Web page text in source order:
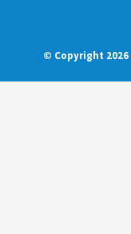
© Copyright 2026